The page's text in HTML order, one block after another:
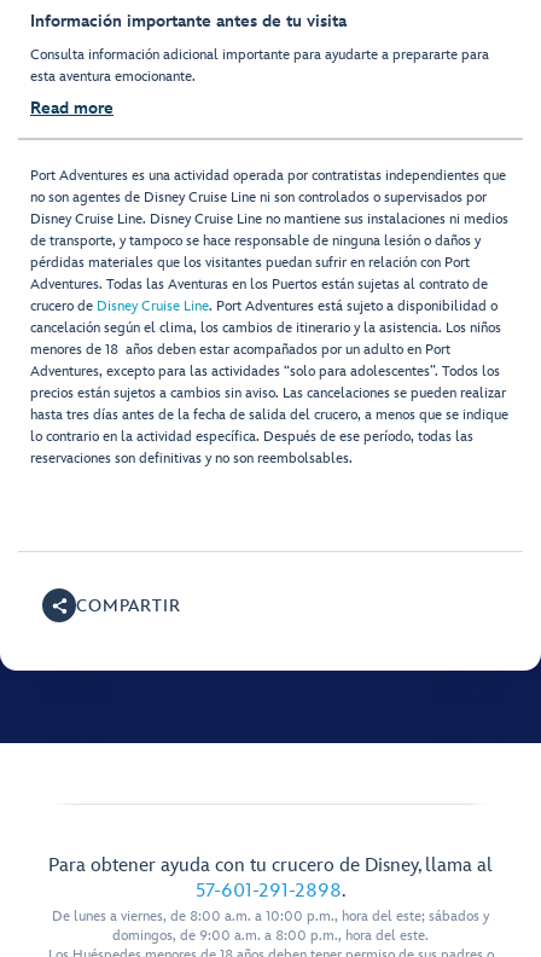
Información importante antes de tu visita
Consulta información adicional importante para ayudarte a prepararte para
esta aventura emocionante.
Read more
Port Adventures es una actividad operada por contratistas independientes que
no son agentes de Disney Cruise Line ni son controlados o supervisados por
Disney Cruise Line. Disney Cruise Line no mantiene sus instalaciones ni medios
de transporte, y tampoco se hace responsable de ninguna lesión o daños y
pérdidas materiales que los visitantes puedan sufrir en relación con Port
Adventures. Todas las Aventuras en los Puertos están sujetas al contrato de
crucero de Disney Cruise Line. Port Adventures está sujeto a disponibilidad o
cancelación según el clima, los cambios de itinerario y la asistencia. Los niños
menores de 18 años deben estar acompañados por un adulto en Port
Adventures, excepto para las actividades “solo para adolescentes”. Todos los
precios están sujetos a cambios sin aviso. Las cancelaciones se pueden realizar
hasta tres días antes de la fecha de salida del crucero, a menos que se indique
lo contrario en la actividad específica. Después de ese período, todas las
reservaciones son definitivas y no son reembolsables.
COMPARTIR
Para obtener ayuda con tu crucero de Disney, llama al
57-601-291-2898.
De lunes a viernes, de 8:00 a.m. a 10:00 p.m., hora del este; sábados y
domingos, de 9:00 a.m. a 8:00 p.m., hora del este.